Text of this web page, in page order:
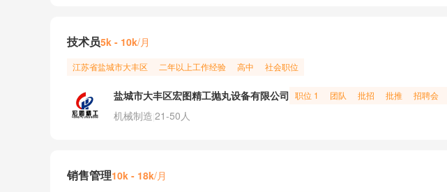
技术员5k - 10k/月
江苏省盐城市大丰区 二年以上工作经验 高中 社会职位
盐城市大丰区宏图精工抛丸设备有限公司 职位 1 团队 批招 批推 招聘会
机械制造 21-50人
销售管理10k - 18k/月